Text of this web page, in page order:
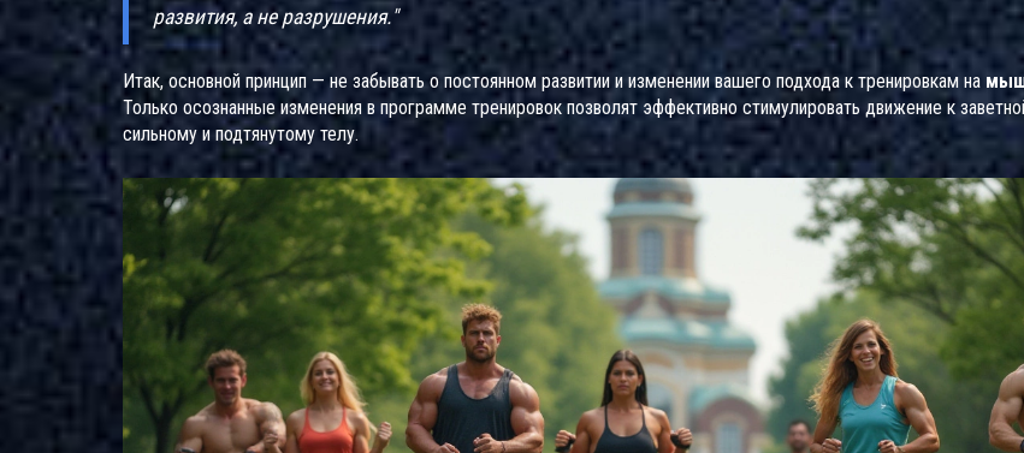
развития, а не разрушения."
Итак, основной принцип — не забывать о постоянном развитии и изменении вашего подхода к тренировкам на
Только осознанные изменения в программе тренировок позволят эффективно стимулировать движение к
сильному и подтянутому телу.